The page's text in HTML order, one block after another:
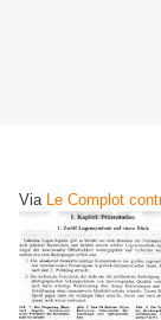
Via Le Complot